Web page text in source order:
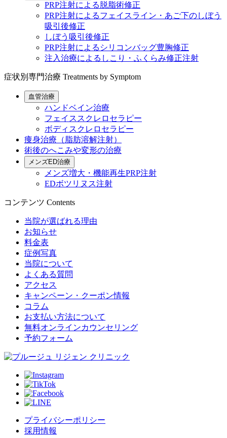
PRP注射による脱脂術修正
PRP注射によるフェイスライン・あご下のしぼう
吸引後修正
しぼう吸引後修正
PRP注射によるシリコンバッグ豊胸修正
注入治療によるしこり・ふくらみ修正注射
症状別専門治療 Treatments by Symptom
血管治療
ハンドベイン治療
フェイススクレロセラピー
ボディスクレロセラピー
痩身治療（脂肪溶解注射）
術後のへこみや変形の治療
メンズED治療
メンズ増大・機能再生PRP注射
EDボツリヌス注射
コンテンツ Contents
当院が選ばれる理由
お知らせ
料金表
症例写真
当院について
よくある質問
アクセス
キャンペーン・クーポン情報
コラム
お支払い方法について
無料オンラインカウンセリング
予約フォーム
プライバシーポリシー
採用情報